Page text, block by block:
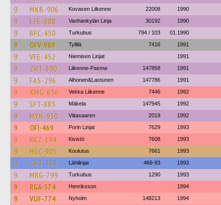
9 MKB-906 Kovasen Liikenne 22008 1990
9 EFE-808 Vanhankylän Linja 30192 1990
9 BFC-450 Turkubus 794 / 103 01.1990
9 OFV-989 Tyllilä 7416 1991
9 VFE-452 Niemisen Linjat 1991
9 ZHT-890 Liikenne-Pasma 147858 1991
9 FAS-296 Alhonen&Lastunen 147786 1991
9 XMG-656 Vekka Liikenne 7446 1992
9 SFT-885 Mäkela 147945 1992
9 MYH-930 Viitasaaren 2019 1992
9 OFI-469 Porin Linjat 7629 1993
9 RKZ-194 Kivistö 7608 1993
9 HGC-905 Koulutus 7661 1993
9 ZHT-363 Lähilinjat 466-93 1993
9 MRG-799 Turkubus 1290 1993
9 RGA-374 Henriksson 1994
9 VUF-774 Nyholm 148213 1994